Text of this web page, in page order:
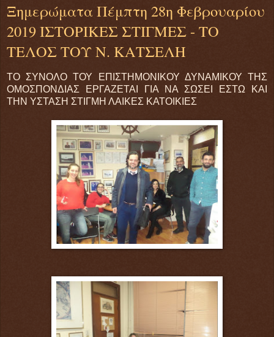
Ξημερώματα Πέμπτη 28η Φεβρουαρίου
2019 ΙΣΤΟΡΙΚΕΣ ΣΤΙΓΜΕΣ - ΤΟ
ΤΕΛΟΣ ΤΟΥ Ν. ΚΑΤΣΕΛΗ
ΤΟ ΣΥΝΟΛΟ ΤΟΥ ΕΠΙΣΤΗΜΟΝΙΚΟΥ ΔΥΝΑΜΙΚΟΥ ΤΗΣ
ΟΜΟΣΠΟΝΔΙΑΣ ΕΡΓΑΖΕΤΑΙ ΓΙΑ ΝΑ ΣΩΣΕΙ ΕΣΤΩ ΚΑΙ
ΤΗΝ ΥΣΤΑΣΗ ΣΤΙΓΜΗ ΛΑΙΚΕΣ ΚΑΤΟΙΚΙΕΣ